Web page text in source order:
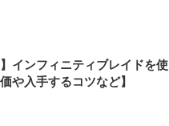
インフィニティブレイドを使
や入手するコツなど】